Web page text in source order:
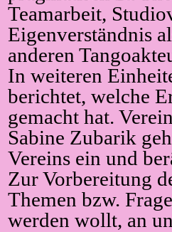
Teamarbeit,
Eigenverständnis
anderen
In weiteren
berichtet, welche
gemacht hat.
Sabine Zubarik
Vereins ein und
Zur Vorbereitung
Themen bzw.
werden wollt, an